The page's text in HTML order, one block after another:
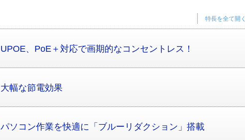
特長を全て開く
UPOE、PoE＋対応で画期的なコンセントレス！
大幅な節電効果
パソコン作業を快適に「ブルーリダクション」搭載